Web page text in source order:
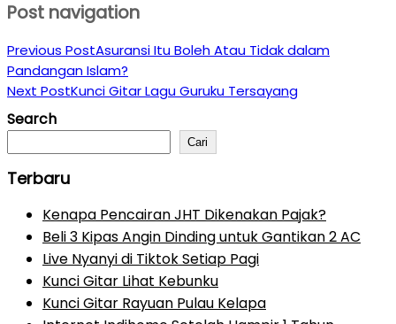
Post navigation
Previous PostAsuransi Itu Boleh Atau Tidak dalam
Pandangan Islam?
Next PostKunci Gitar Lagu Guruku Tersayang
Search
Cari
Terbaru
Kenapa Pencairan JHT Dikenakan Pajak?
Beli 3 Kipas Angin Dinding untuk Gantikan 2 AC
Live Nyanyi di Tiktok Setiap Pagi
Kunci Gitar Lihat Kebunku
Kunci Gitar Rayuan Pulau Kelapa